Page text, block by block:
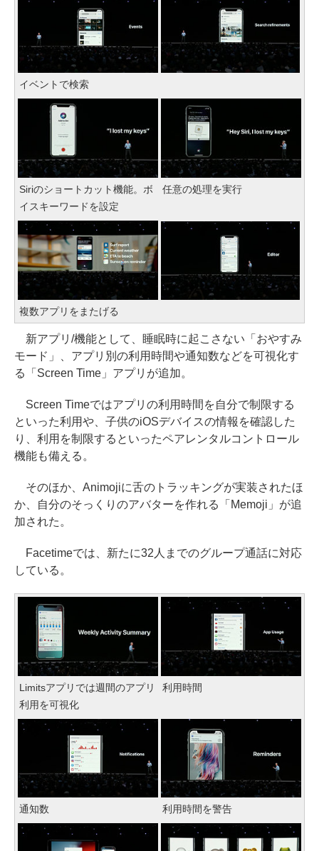
イベントで検索
Siriのショートカット機能。ボ
イスキーワードを設定
任意の処理を実行
複数アプリをまたげる
新アプリ/機能として、睡眠時に起こさない「おやすみ
モード」、アプリ別の利用時間や通知数などを可視化す
る「Screen Time」アプリが追加。
Screen Timeではアプリの利用時間を自分で制限する
といった利用や、子供のiOSデバイスの情報を確認した
り、利用を制限するといったペアレンタルコントロール
機能も備える。
そのほか、Animojiに舌のトラッキングが実装されたほ
か、自分のそっくりのアバターを作れる「Memoji」が追
加された。
Facetimeでは、新たに32人までのグループ通話に対応
している。
Limitsアプリでは週間のアプリ
利用を可視化
利用時間
通知数 利用時間を警告